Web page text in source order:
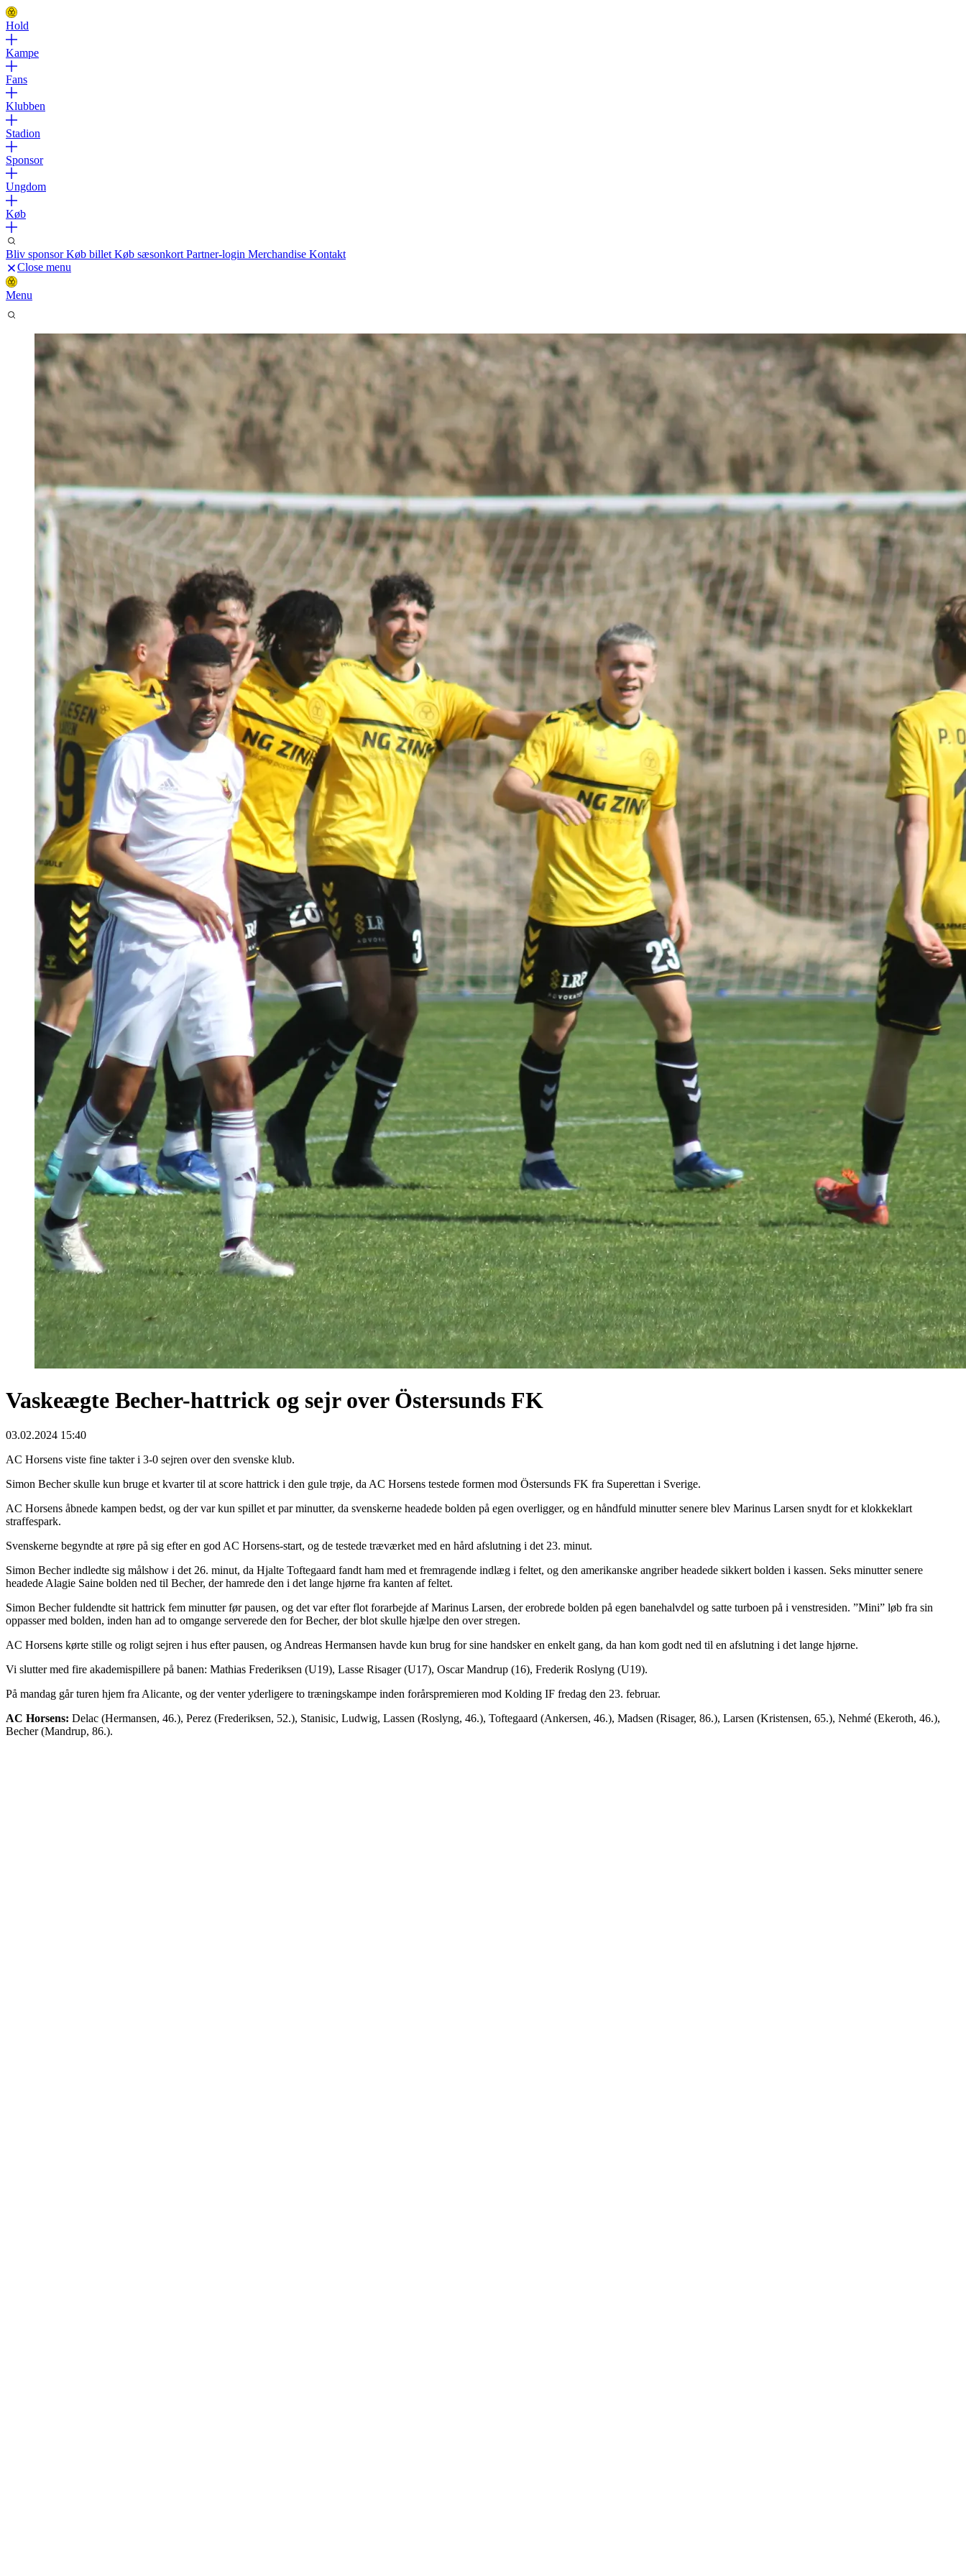
Hold
Kampe
Fans
Klubben
Stadion
Sponsor
Ungdom
Køb
Bliv sponsorKøb billet Køb sæsonkort Partner-login Merchandise Kontakt
Close menu
Menu
Vaskeægte Becher-hattrick og sejr over Östersunds FK
03.02.2024 15:40
AC Horsens viste fine takter i 3-0 sejren over den svenske klub.
Simon Becher skulle kun bruge et kvarter til at score hattrick i den gule trøje, da AC Horsens testede formen mod Östersunds FK fra Superettan i Sverige.
AC Horsens åbnede kampen bedst, og der var kun spillet et par minutter, da svenskerne headede bolden på egen overligger, og en håndfuld minutter senere blev Marinus Larsen snydt for et klokkeklart
straffespark.
Svenskerne begyndte at røre på sig efter en god AC Horsens-start, og de testede træværket med en hård afslutning i det 23. minut.
Simon Becher indledte sig målshow i det 26. minut, da Hjalte Toftegaard fandt ham med et fremragende indlæg i feltet, og den amerikanske angriber headede sikkert bolden i kassen. Seks minutter senere
headede Alagie Saine bolden ned til Becher, der hamrede den i det lange hjørne fra kanten af feltet.
Simon Becher fuldendte sit hattrick fem minutter før pausen, og det var efter flot forarbejde af Marinus Larsen, der erobrede bolden på egen banehalvdel og satte turboen på i venstresiden. ”Mini” løb fra sin
oppasser med bolden, inden han ad to omgange serverede den for Becher, der blot skulle hjælpe den over stregen.
AC Horsens kørte stille og roligt sejren i hus efter pausen, og Andreas Hermansen havde kun brug for sine handsker en enkelt gang, da han kom godt ned til en afslutning i det lange hjørne.
Vi slutter med fire akademispillere på banen: Mathias Frederiksen (U19), Lasse Risager (U17), Oscar Mandrup (16), Frederik Roslyng (U19).
På mandag går turen hjem fra Alicante, og der venter yderligere to træningskampe inden forårspremieren mod Kolding IF fredag den 23. februar.
AC Horsens: Delac (Hermansen, 46.), Perez (Frederiksen, 52.), Stanisic, Ludwig, Lassen (Roslyng, 46.), Toftegaard (Ankersen, 46.), Madsen (Risager, 86.), Larsen (Kristensen, 65.), Nehmé (Ekeroth, 46.),
Becher (Mandrup, 86.).